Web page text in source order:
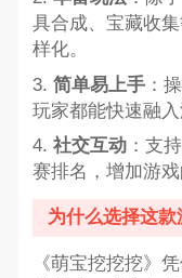
具合成、宝藏收
样化。
3. 简单易上手：
玩家都能快速融
4. 社交互动：支
赛排名，增加游戏
为什么选择这款
《萌宝挖挖挖》